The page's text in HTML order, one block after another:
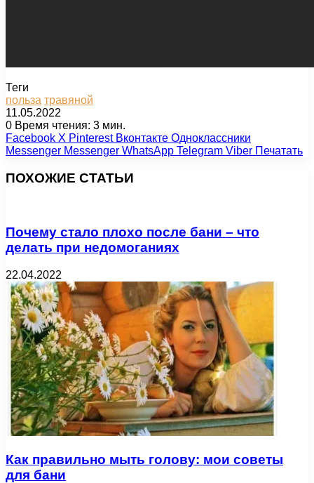
Теги
польза травяной
11.05.2022
0 Время чтения: 3 мин.
Facebook X Pinterest Вконтакте Одноклассники
Messenger Messenger WhatsApp Telegram Viber Печатать
ПОХОЖИЕ СТАТЬИ
Почему стало плохо после бани – что
делать при недомоганиях
22.04.2022
Как правильно мыть голову: мои советы
для бани